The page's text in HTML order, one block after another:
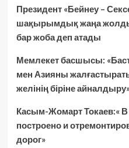
Президент «Бейнеу –
шақырымдық жаңа
бар жоба деп атады
Мемлекет басшысы:
мен Азияны
желінің біріне
Касым-Жомарт Токаев:«
построено и
дорог»